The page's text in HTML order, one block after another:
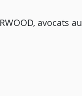
avocats au